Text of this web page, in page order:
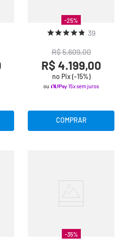
-25%
39
R$5.609,00
R$ 4.199,00
no Pix (-15%)
ou 15x sem juros
COMPRAR
-35%